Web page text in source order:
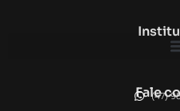
Fale
(47)